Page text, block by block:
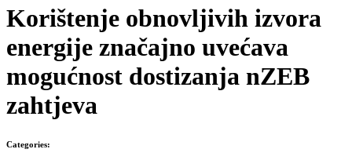
Korištenje obnovljivih izvora
energije značajno uvećava
mogućnost dostizanja nZEB
zahtjeva
Categories: